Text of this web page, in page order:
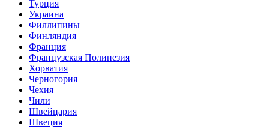
Турция
Украина
Филлипины
Финляндия
Франция
Французская Полинезия
Хорватия
Черногория
Чехия
Чили
Швейцария
Швеция